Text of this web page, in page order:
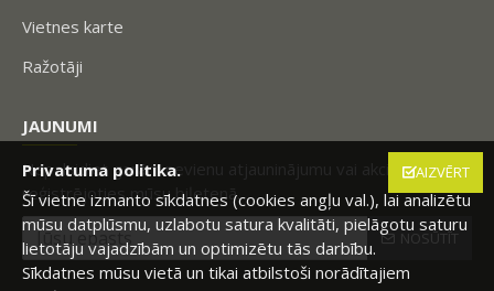
Vietnes karte
Ražotāji
JAUNUMI
Nepalaidiet garām nevienu atjauninājumu vai akciju,
reģistrējoties mūsu biļetenā.
NOSŪTĪT
AIZVĒRT
Privatuma politika.
Šī vietne izmanto sīkdatnes (cookies angļu val.), lai analizētu
mūsu datplūsmu, uzlabotu satura kvalitāti, pielāgotu saturu
lietotāju vajadzībām un optimizētu tās darbību.
Sīkdatnes mūsu vietā un tikai atbilstoši norādītajiem